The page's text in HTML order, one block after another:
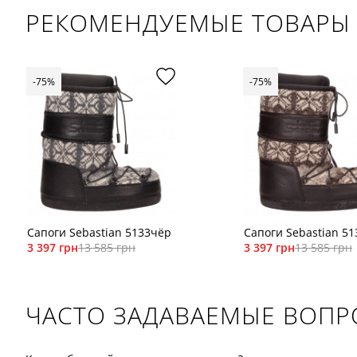
РЕКОМЕНДУЕМЫЕ ТОВАРЫ
Сапоги Sebastian 5133чёр
3 397 грн13 585 грн
-75%
Сапоги Sebastian
3 397 грн13 585 грн
-75%
ЧАСТО ЗАДАВАЕМЫЕ